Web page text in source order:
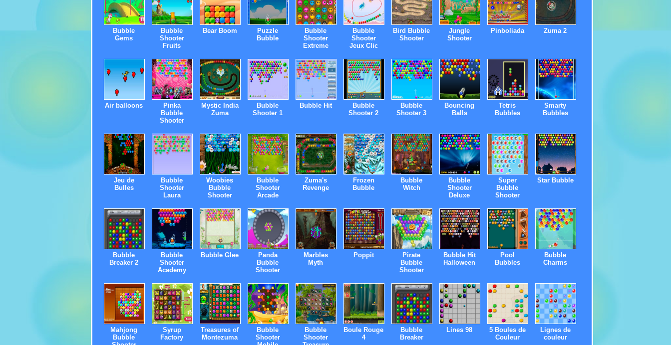
Bubble
Gems
Bubble
Shooter
Fruits
Bear Boom
Puzzle
Bubble
Bubble
Shooter
Extreme
Bubble
Shooter
Jeux Clic
Bird Bubble
Shooter
Jungle
Shooter
Pinboliada Zuma 2
Air balloons
Pinka
Bubble
Shooter
Mystic India
Zuma
Bubble
Shooter 1
Bubble Hit
Bubble
Shooter 2
Bubble
Shooter 3
Bouncing
Balls
Tetris
Bubbles
Smarty
Bubbles
Jeu de
Bulles
Bubble
Shooter
Laura
Woobies
Bubble
Shooter
Bubble
Shooter
Arcade
Zuma's
Revenge
Frozen
Bubble
Bubble
Witch
Bubble
Shooter
Deluxe
Super
Bubble
Shooter
Star Bubble
Bubble
Breaker 2
Bubble
Shooter
Academy
Bubble Glee
Panda
Bubble
Shooter
Marbles
Myth
Poppit
Pirate
Bubble
Shooter
Bubble Hit
Halloween
Pool
Bubbles
Bubble
Charms
Mahjong
Bubble
Syrup
Factory
Treasures of
Montezuma
Bubble
Shooter
Bubble
Shooter
Boule Rouge
4
Bubble
Breaker
Lines 98
5 Boules de
Couleur
Lignes de
couleur